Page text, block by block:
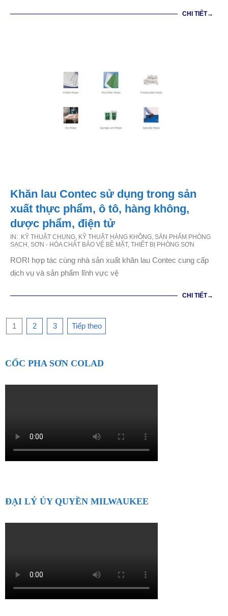
CHI TIẾT→
Khăn lau Contec sử dụng trong sản
xuất thực phẩm, ô tô, hàng không,
dược phẩm, điện tử
2020-
09-
02
IN: KỸ THUẬT CHUNG KỸ THUẬT HÀNG KHÔNG SẢN PHẨM PHÒNG
SẠCH SƠN - HÓA CHẤT BẢO VỆ BỀ MẶT, THIẾT BỊ PHÒNG SƠN
RORI hợp tác cùng nhà sản xuất khăn lau Contec cung cấp
dịch vụ và sản phẩm lĩnh vực vệ
CHI TIẾT→
Phân
bài
viết
1 2 3 Tiếp theo
CỐC PHA SƠN COLAD
ĐẠI LÝ ỦY QUYỀN MILWAUKEE